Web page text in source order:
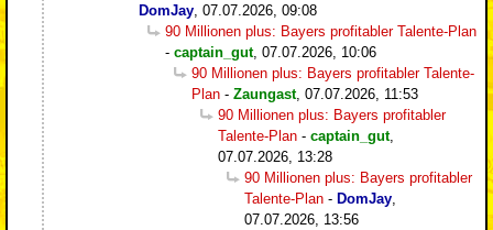
DomJay 07.07.2026, 09:08
90 Millionen plus: Bayers profitabler Talente-Plan
- captain_gut, 07.07.2026, 10:06
90 Millionen plus: Bayers profitabler Talente-
Plan - Zaungast, 07.07.2026, 11:53
90 Millionen plus: Bayers profitabler
Talente-Plan - captain_gut,
07.07.2026, 13:28
90 Millionen plus: Bayers profitabler
Talente-Plan - DomJay
07.07.2026, 13:56